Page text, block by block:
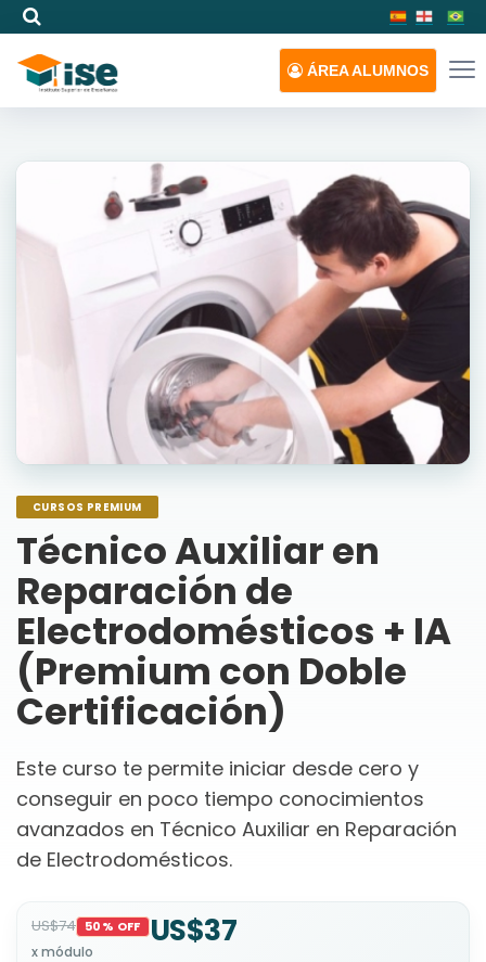
ÁREAALUMNOS
CURSOS PREMIUM
Técnico Auxiliar en
Reparación de
Electrodomésticos + IA
(Premium con Doble
Certificación)
Este curso te permite iniciar desde cero y
conseguir en poco tiempo conocimientos
avanzados en Técnico Auxiliar en Reparación
de Electrodomésticos.
US$74 50% OFF US$37
x módulo